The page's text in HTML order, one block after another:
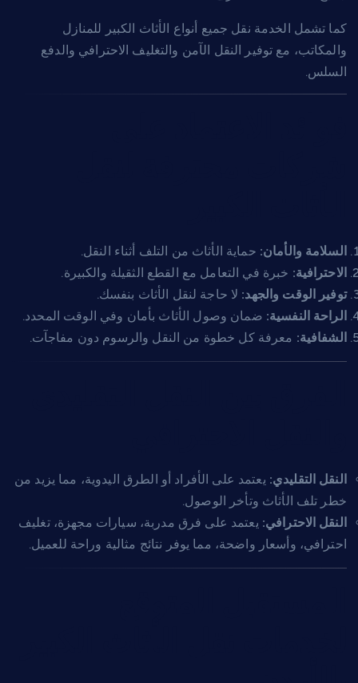
كما تشمل الخدمة نقل جميع أنواع الأثاث الكبير للمنازل
والمكاتب، مع توفير النقل الآمن والتغليف الاحترافي والدفع
السلس.
السلامة والأمان: حماية الأثاث من التلف أثناء النقل.
الاحترافية: خبرة في التعامل مع القطع الثقيلة والكبيرة.
توفير الوقت والجهد: لا حاجة لنقل الأثاث بنفسك.
الراحة النفسية: ضمان وصول الأثاث بأمان وفي الوقت المحدد.
الشفافية: معرفة كل خطوة من النقل والرسوم دون مفاجآت.
النقل التقليدي: يعتمد على الأفراد أو الطرق اليدوية، مما يزيد من
خطر تلف الأثاث وتأخر الوصول.
النقل الاحترافي: يعتمد على فرق مدربة، سيارات مجهزة، تغليف
احترافي، وأسعار واضحة، مما يوفر نتائج مثالية وراحة للعميل.